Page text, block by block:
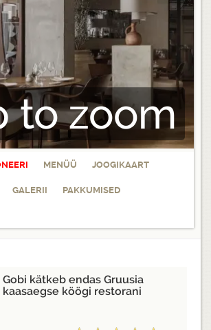
to zoom
MENÜÜ JOOGIKAART
GALERII PAKKUMISED
Gobi kätkeb endas Gruusia
kaasaegse köögi restorani